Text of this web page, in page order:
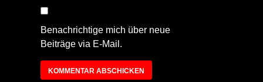
Benachrichtige mich über neue
Beiträge via E-Mail.